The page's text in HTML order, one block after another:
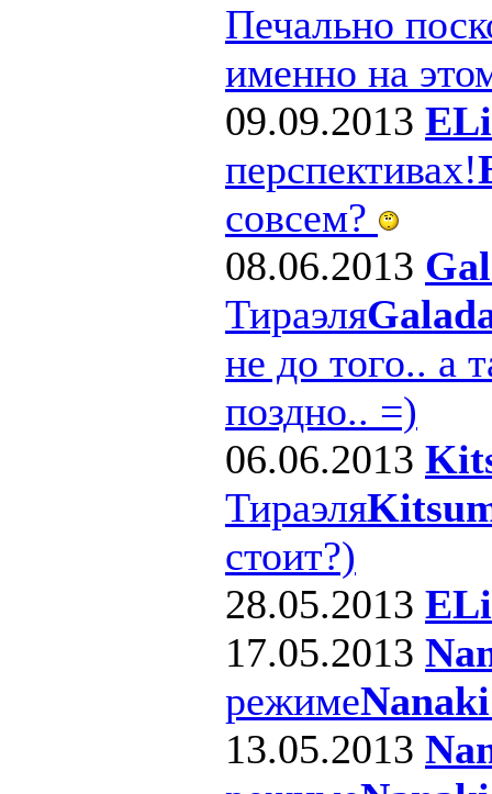
Печально
именно на
09.09.2013 ELi
перспективах!
совсем?
08.06.2013
Тираэля
не до того.. а
поздно.. =)
06.06.2013
Тираэля
стоит?)
28.05.2013 ELi
17.05.2013
режиме
13.05.2013